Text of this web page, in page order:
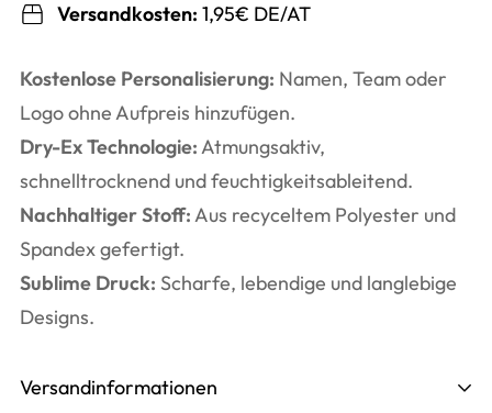
Versandkosten: 1,95€ DE/AT
Kostenlose Personalisierung: Namen, Team oder
Logo ohne Aufpreis hinzufügen.
Dry-Ex Technologie:Atmungsaktiv,
schnelltrocknend und feuchtigkeitsableitend.
Nachhaltiger Stoff:Aus recyceltem Polyester und
Spandex gefertigt.
Sublime Druck: Scharfe, lebendige und langlebige
Designs.
Versandinformationen